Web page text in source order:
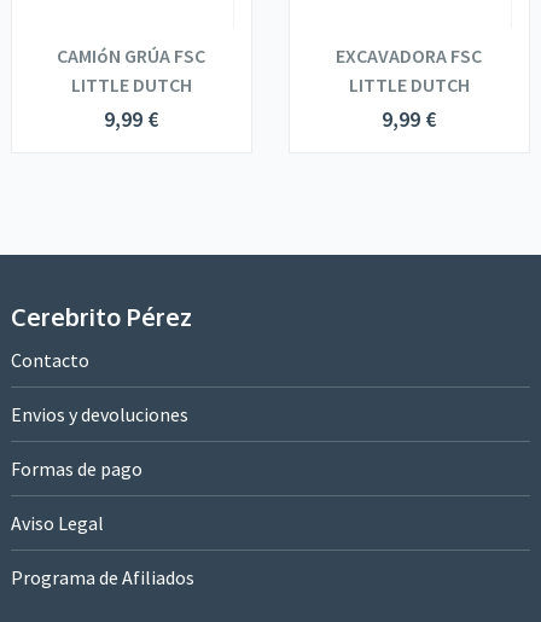
CAMIóN GRÚA FSC
LITTLE DUTCH
9,99 €
EXCAVADORA FSC
LITTLE DUTCH
9,99 €
Cerebrito Pérez
Contacto
Envios y devoluciones
Formas de pago
Aviso Legal
Programa de Afiliados